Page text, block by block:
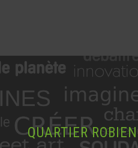
QUARTIER ROBIEN